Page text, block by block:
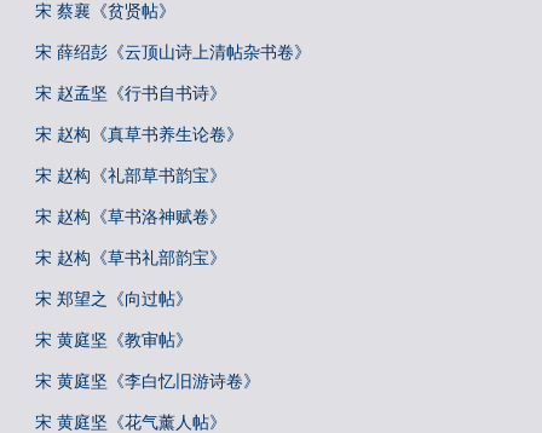
宋 蔡襄《贫贤帖》
宋 薛绍彭《云顶山诗上清帖杂书卷》
宋 赵孟坚《行书自书诗》
宋 赵构《真草书养生论卷》
宋 赵构《礼部草书韵宝》
宋 赵构《草书洛神赋卷》
宋 赵构《草书礼部韵宝》
宋 郑望之《向过帖》
宋 黄庭坚《教审帖》
宋 黄庭坚《李白忆旧游诗卷》
宋 黄庭坚《花气薰人帖》